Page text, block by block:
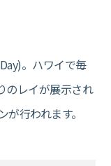
。ハワイで毎
のレイが展示され
行われます。